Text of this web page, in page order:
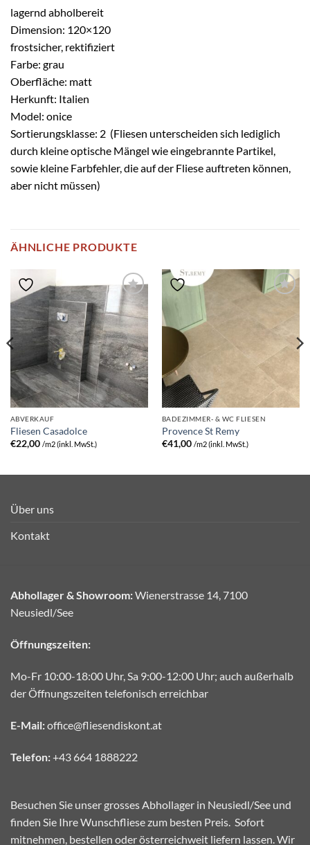
lagernd abholbereit
Dimension: 120×120
frostsicher, rektifiziert
Farbe: grau
Oberfläche: matt
Herkunft: Italien
Model: onice
Sortierungsklasse: 2 (Fliesen unterscheiden sich lediglich
durch kleine optische Mängel wie eingebrannte Partikel,
sowie kleine Farbfehler, die auf der Fliese auftreten können,
aber nicht müssen)
ÄHNLICHE PRODUKTE
ABVERKAUF
Fliesen Casadolce
€22,00 /m2 (inkl. MwSt.)
BADEZIMMER- & WC FLIESEN
Provence St Remy
€41,00 /m2 (inkl. MwSt.)
Über uns
Kontakt
Abhollager & Showroom:Wienerstrasse 14, 7100
Neusiedl/See
Öffnungszeiten:
Mo-Fr 10:00-18:00 Uhr, Sa 9:00-12:00 Uhr; auch außerhalb
der Öffnungszeiten telefonisch erreichbar
E-Mail:office@fliesendiskont.at
Telefon:+43 664 1888222
Besuchen Sie unser grosses Abhollager in Neusiedl/See und
finden Sie Ihre Wunschfliese zum besten Preis. Sofort
mitnehmen, bestellen oder österreichweit liefern lassen. Wir